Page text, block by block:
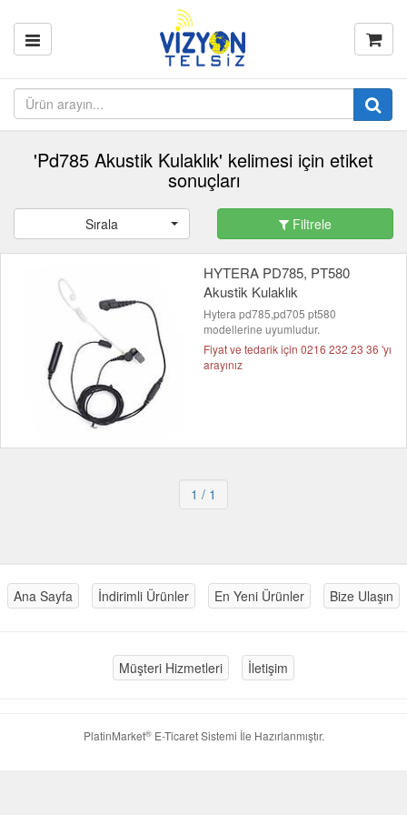
'Pd785 Akustik Kulaklık' kelimesi için etiket
sonuçları
Sırala Filtrele
HYTERA PD785, PT580
Akustik Kulaklık
Hytera pd785,pd705 pt580
modellerine uyumludur.
Fiyat ve tedarik için 0216 232 23 36 'yı
arayınız
1 / 1
Ana Sayfa İndirimli Ürünler En Yeni Ürünler Bize Ulaşın
Müşteri Hizmetleri İletişim
PlatinMarket®E-Ticaret Sistemi İle Hazırlanmıştır.